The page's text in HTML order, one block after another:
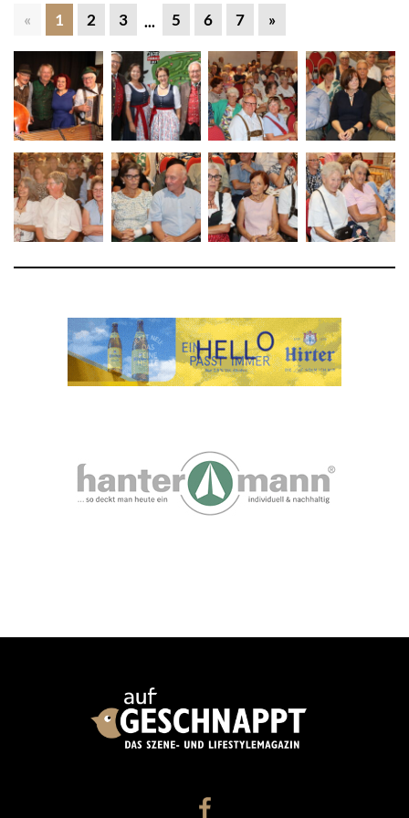
« 1 2 3 ... 5 6 7 »